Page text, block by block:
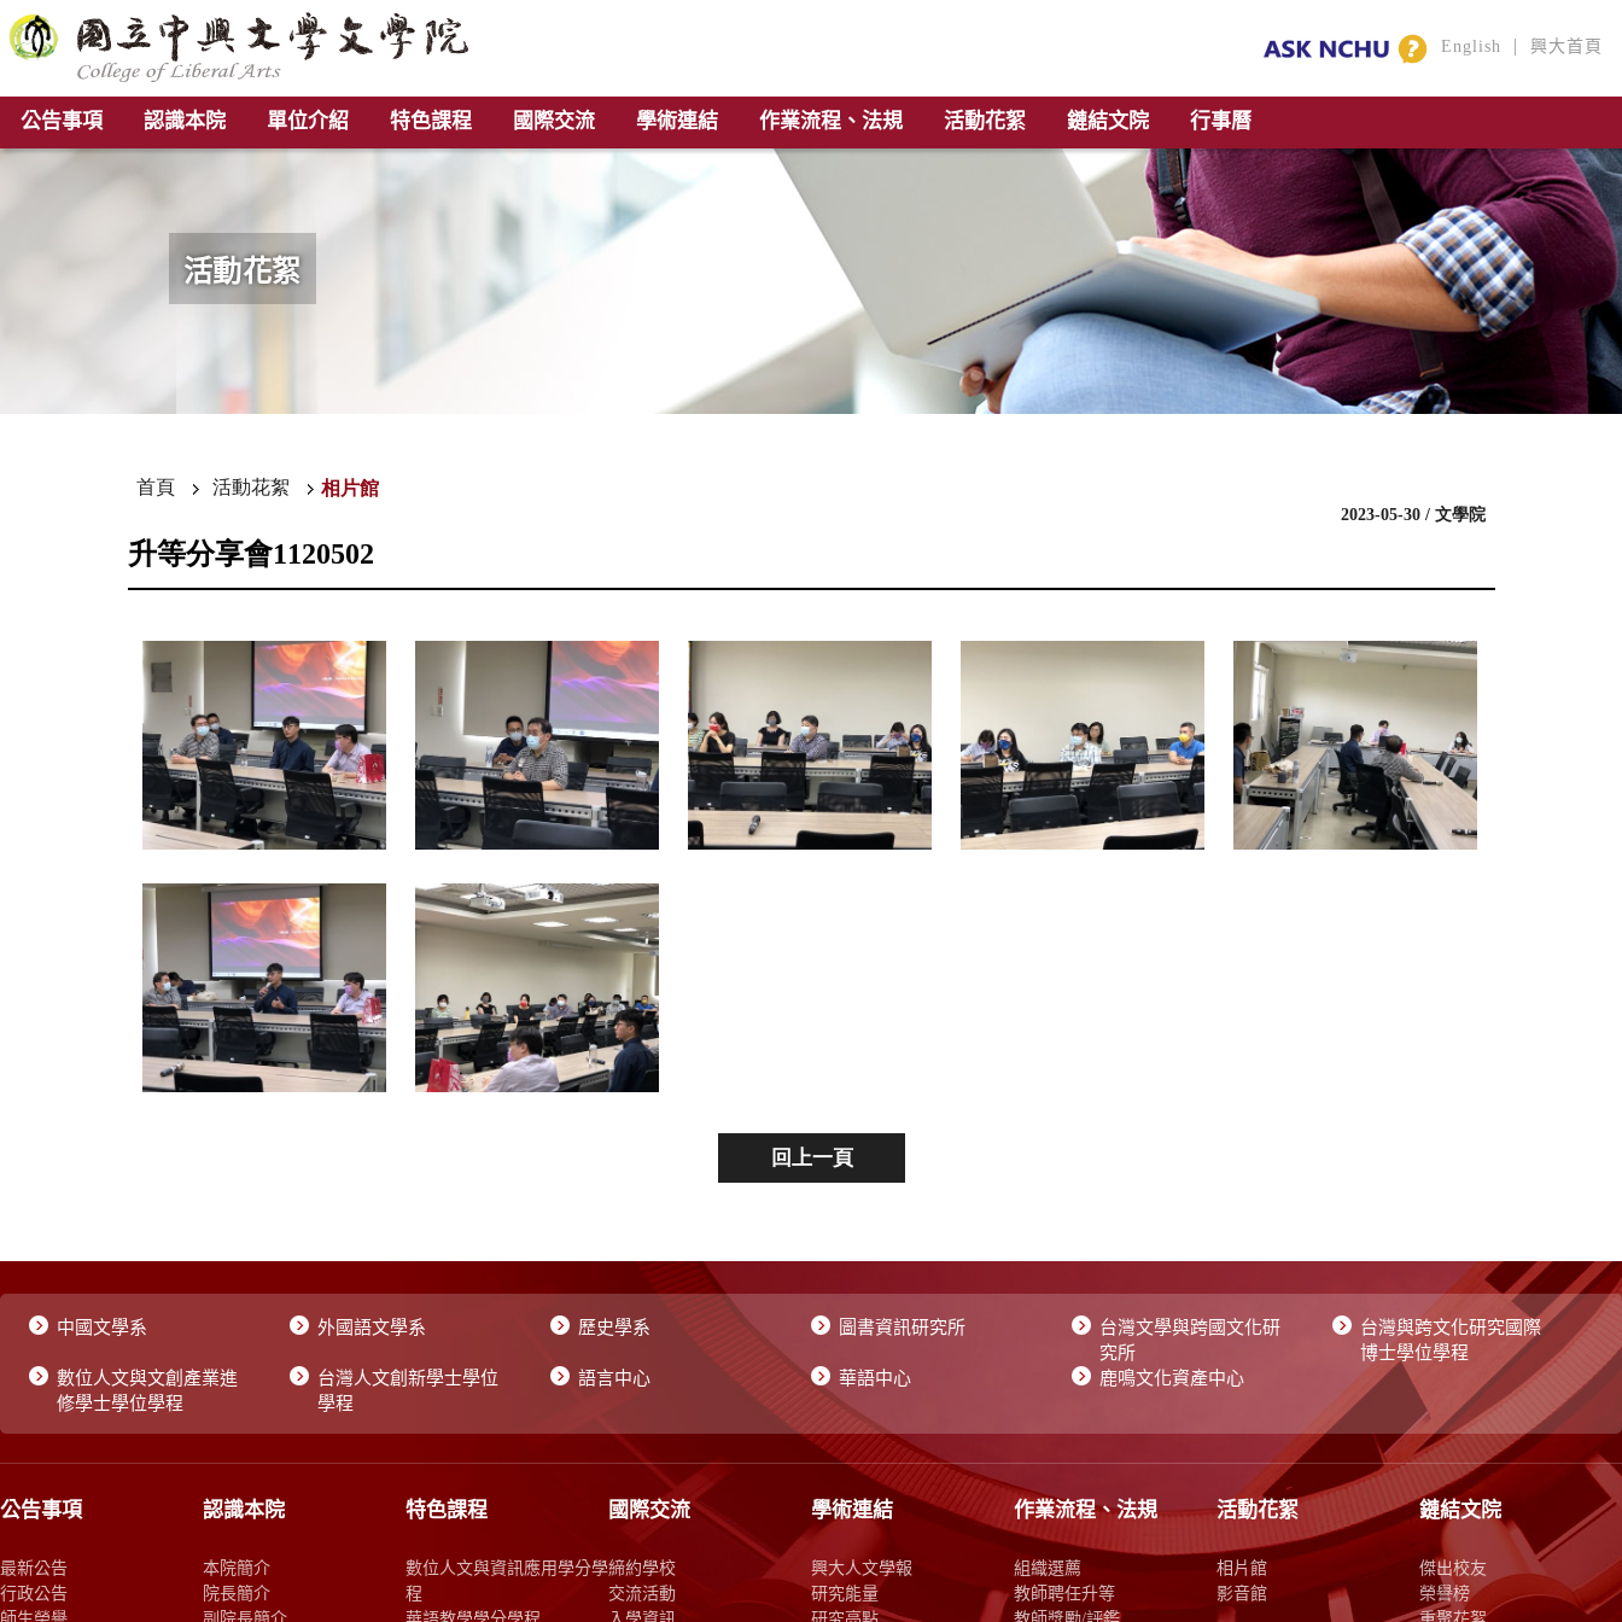
English | 興大首頁
公告事項 認識本院 單位介紹 特色課程 國際交流 學術連結 作業流程、法規 活動花絮 鏈結文院 行事曆
活動花絮
中國文學系 外國語文學系 歷史學系 圖書資訊研究所
台灣文學與跨國文化研
究所
台灣與跨文化研究國際
博士學位學程
數位人文與文創產業進
修學士學位學程
台灣人文創新學士學位
學程
語言中心 華語中心 鹿鳴文化資產中心
公告事項
最新公告
行政公告
認識本院
本院簡介
院長簡介
特色課程
數位人文與資訊應用學分學
程
國際交流
締約學校
交流活動
學術連結
興大人文學報
研究能量
作業流程、法規
組織選薦
教師聘任升等
活動花絮
相片館
影音館
鏈結文院
傑出校友
榮譽榜